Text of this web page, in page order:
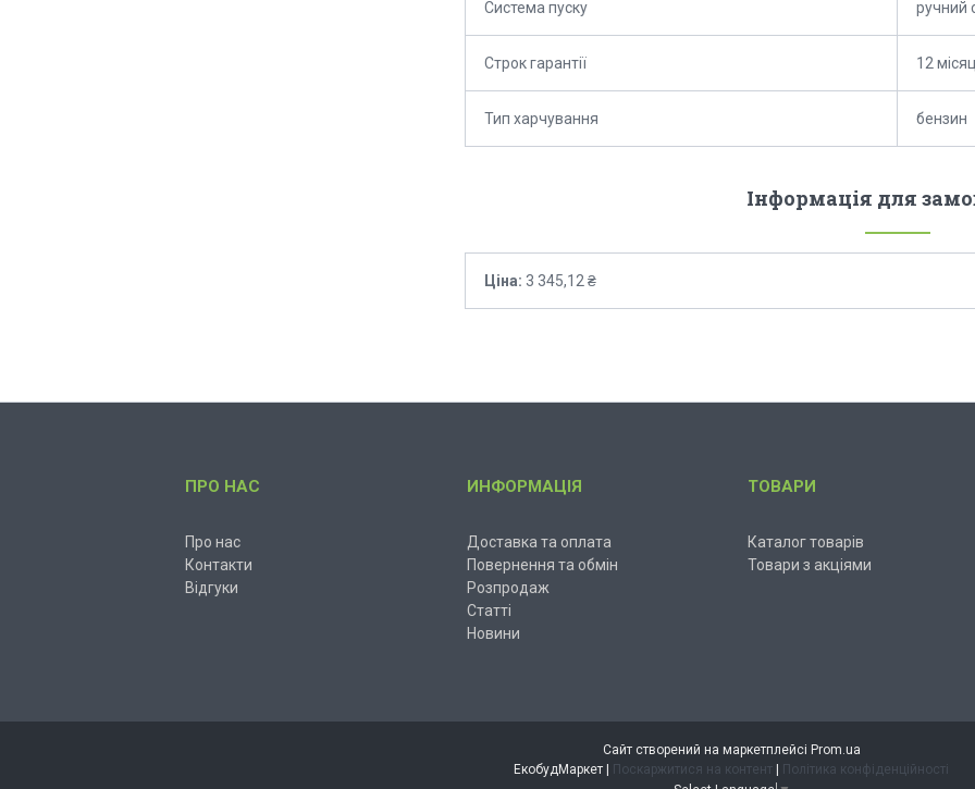
Система пуску ручний
Строк гарантії 12
Тип харчування бензин
Інформація для
Ціна: 3 345,12 ₴
ПРО НАС
Про нас
Контакти
Відгуки
ИНФОРМАЦІЯ
Доставка та оплата
Повернення та обмін
Розпродаж
Статті
Новини
ТОВАРИ
Каталог товарів
Товари з акціями
Сайт створений на маркетплейсі Prom.ua
Поскаржитися на контент
Політика конфіденційності